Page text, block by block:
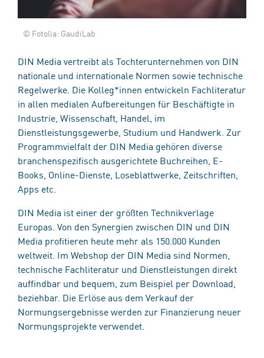
© Fotolia: GaudiLab
DIN Media vertreibt als Tochterunternehmen von DIN
nationale und internationale Normen sowie technische
Regelwerke. Die Kolleg*innen entwickeln Fachliteratur
in allen medialen Aufbereitungen für Beschäftigte in
Industrie, Wissenschaft, Handel, im
Dienstleistungsgewerbe, Studium und Handwerk. Zur
Programmvielfalt der DIN Media gehören diverse
branchenspezifisch ausgerichtete Buchreihen, E-
Books, Online-Dienste, Loseblattwerke, Zeitschriften,
Apps etc.
DIN Media ist einer der größten Technikverlage
Europas. Von den Synergien zwischen DIN und DIN
Media profitieren heute mehr als 150.000 Kunden
weltweit. Im Webshop der DIN Media sind Normen,
technische Fachliteratur und Dienstleistungen direkt
auffindbar und bequem, zum Beispiel per Download,
beziehbar. Die Erlöse aus dem Verkauf der
Normungsergebnisse werden zur Finanzierung neuer
Normungsprojekte verwendet.